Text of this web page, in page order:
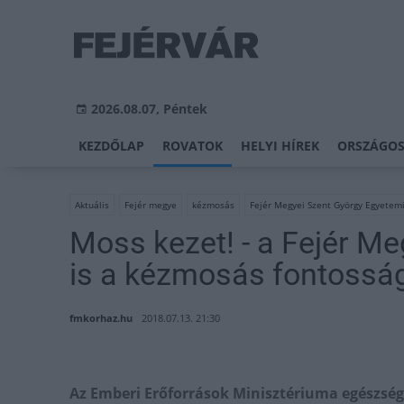
2026.08.07, Péntek
KEZDŐLAP ROVATOK HELYI HÍREK
Aktuális Fejér megye kézmosás Fejér Megyei Szent György
Moss kezet! - a Fejér
is a kézmosás
fmkorhaz.hu 2018.07.13. 21:30
Az Emberi Erőforrások Minisztériuma